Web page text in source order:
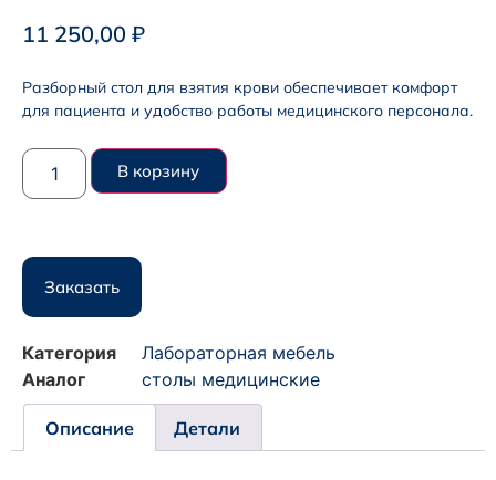
11 250,00 ₽
Разборный стол для взятия крови обеспечивает комфорт
для пациента и удобство работы медицинского персонала.
В корзину
Заказать
Категория
Лабораторная мебель
Аналог
столы медицинские
Описание Детали